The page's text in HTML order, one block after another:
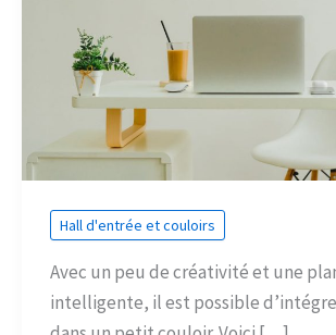
Hall d'entrée et couloirs
Avec un peu de créativité et une
intelligente, il est possible